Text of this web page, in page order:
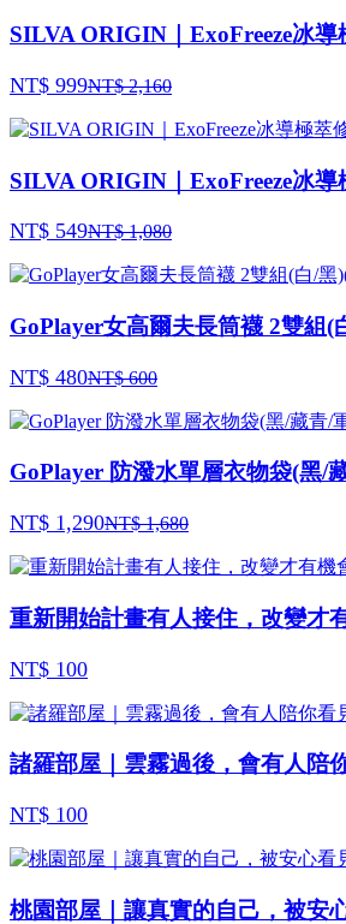
SILVA ORIGIN｜ExoFreeze冰
NT$ 999NT$ 2,160
SILVA ORIGIN｜ExoFreeze冰
NT$ 549NT$ 1,080
GoPlayer女高爾夫長筒襪 2雙組(
NT$ 480NT$ 600
GoPlayer 防潑水單層衣物袋(黑/
NT$ 1,290NT$ 1,680
重新開始計畫有人接住，改變才
NT$ 100
諸羅部屋｜雲霧過後，會有人陪
NT$ 100
桃園部屋｜讓真實的自己，被安